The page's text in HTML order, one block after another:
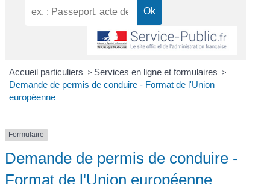
Accueil particuliers > Services en ligne et formulaires >
Demande de permis de conduire - Format de l'Union
européenne
Formulaire
Demande de permis de conduire -
Format de l'Union européenne